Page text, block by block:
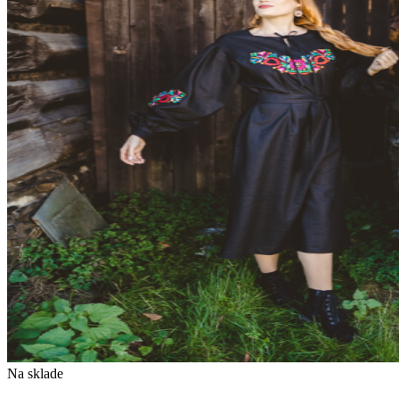
Na sklade